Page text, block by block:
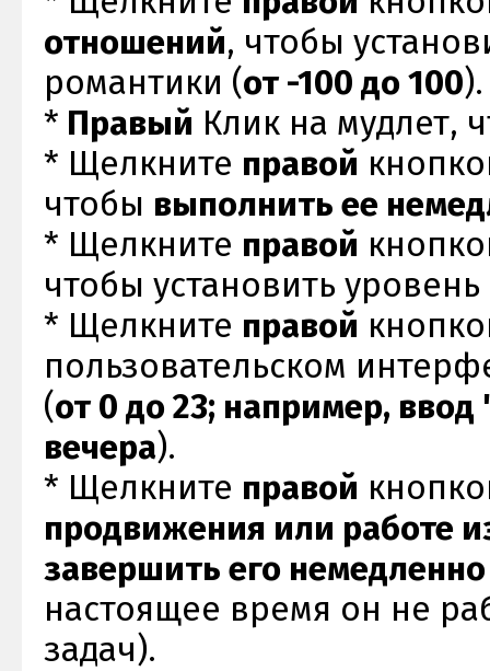
отношений, чтобы
романтики (от -100 до 100).
* Правый Клик на мудлет,
* Щелкните правой
чтобы выполнить ее
* Щелкните правой
чтобы установить
* Щелкните правой
пользовательском
(от 0 до 23; например,
вечера).
* Щелкните правой
продвижения или работе
завершить его немедленно
настоящее время он не
задач).